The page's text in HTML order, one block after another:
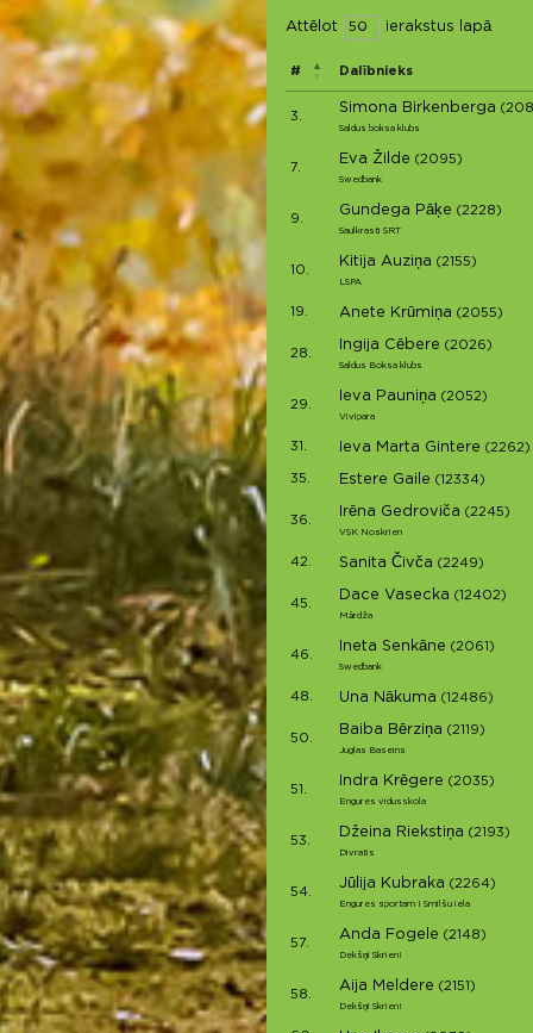
Attēlot ierakstus lapā
# Dalībnieks
3.
Simona Birkenberga
Saldus boksa klubs
7.
Eva Žilde (2095)
Swedbank
9.
Gundega Pāķe (2228)
Saulkrasti SRT
10.
Kitija Auziņa (2155)
LSPA
19. Anete Krūmiņa (2055)
28.
Ingija Cēbere (2026)
Saldus Boksa klubs
29.
Ieva Pauniņa (2052)
Vivipara
31. Ieva Marta Gintere (2262)
35. Estere Gaile (12334)
36.
Irēna Gedroviča (2245)
VSK Noskrien
42. Sanita Čivča (2249)
45.
Dace Vasecka (12402)
Mārdža
46.
Ineta Senkāne (2061)
Swedbank
48. Una Nākuma (12486)
50.
Baiba Bērziņa (2119)
Juglas Baseins
51.
Indra Krēgere (2035)
Engures vidusskola
53.
Džeina Riekstiņa (2193)
Divratis
54.
Jūlija Kubraka (2264)
Engures sportam I Smilšu iela
57.
Anda Fogele (2148)
Dekšņi Skrien!
58.
Aija Meldere (2151)
Dekšņi Skrien!